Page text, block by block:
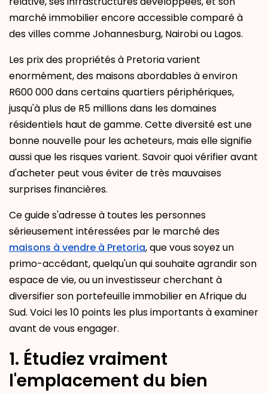
marché immobilier encore accessible comparé à
des villes comme Johannesburg, Nairobi ou Lagos.
Les prix des propriétés à Pretoria varient
enormément, des maisons abordables à environ
R600 000 dans certains quartiers périphériques,
jusqu'à plus de R5 millions dans les domaines
résidentiels haut de gamme. Cette diversité est une
bonne nouvelle pour les acheteurs, mais elle signifie
aussi que les risques varient. Savoir quoi vérifier avant
d'acheter peut vous éviter de très mauvaises
surprises financières.
Ce guide s'adresse à toutes les personnes
sérieusement intéressées par le marché des
maisons à vendre à Pretoria, que vous soyez un
primo-accédant, quelqu'un qui souhaite agrandir son
espace de vie, ou un investisseur cherchant à
diversifier son portefeuille immobilier en Afrique du
Sud. Voici les 10 points les plus importants à examiner
avant de vous engager.
1. Étudiez vraiment
l'emplacement du bien